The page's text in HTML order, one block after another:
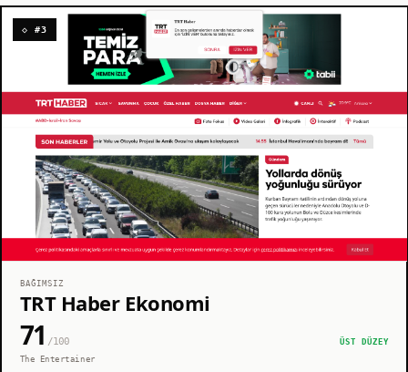
◇ #3
BAĞIMSIZ
TRT Haber Ekonomi
71 /100
ÜST DÜZEY
The Entertainer